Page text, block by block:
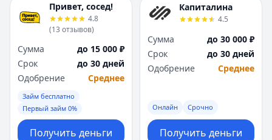
Привет, сосед!
4.8
(13 отзывов)
Сумма
до 15 000 ₽
Срок
до 30 дней
Одобрение
Среднее
Займ бесплатно
Первый займ 0%
Получить деньги
Капиталина
4.5
Сумма
до 30 000 ₽
Срок
до 30 дней
Одобрение
Среднее
Онлайн Срочно
Получить деньги